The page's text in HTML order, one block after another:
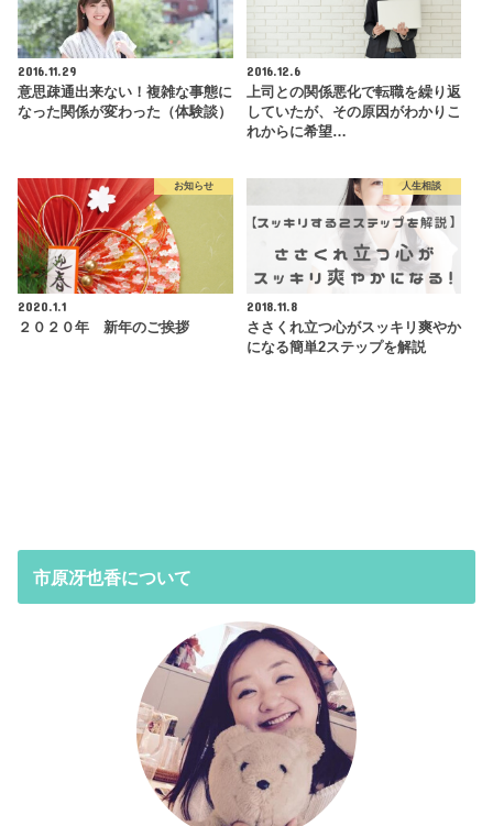
2016.11.29
意思疎通出来ない！複雑な事態に
なった関係が変わった（体験談）
2016.12.6
上司との関係悪化で転職を繰り返
していたが、その原因がわかりこ
れからに希望…
お知らせ
2020.1.1
２０２０年 新年のご挨拶
人生相談
2018.11.8
ささくれ立つ心がスッキリ爽やか
になる簡単2ステップを解説
市原冴也香について